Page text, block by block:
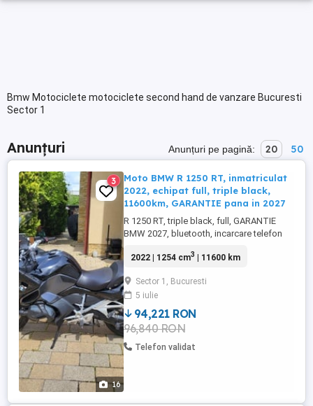
Bmw Motociclete motociclete second hand de vanzare Bucuresti
Sector 1
Anunțuri Anunțuri pe pagină: 20 50
16
3
Moto BMW R 1250 RT, inmatriculat
2022, echipat full, triple black,
11600km, GARANTIE pana in 2027
R 1250 RT, triple black, full, GARANTIE
BMW 2027, bluetooth, incarcare telefon
calculator bord, asistent profesional
senzori presiune roti, sea incalzita, parbriz
reglabil electric, sistem audio DSA, ECE,
MSR, EBD, ABS pro, ...
2022 | 1254 cm3 | 11600 km
Sector 1, Bucuresti
5 iulie
94,221 RON
96,840 RON
Telefon validat